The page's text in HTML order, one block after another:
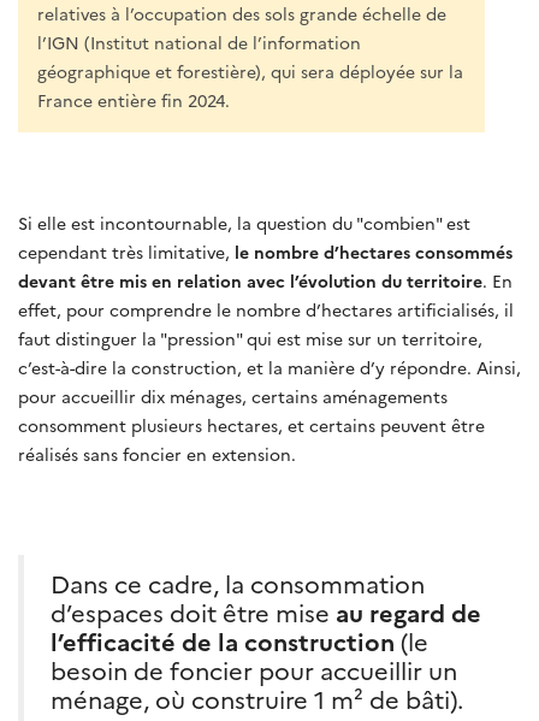
relatives à l’occupation des sols grande échelle de
l’IGN (Institut national de l’information
géographique et forestière), qui sera déployée sur la
France entière fin 2024.
Si elle est incontournable, la question du "combien" est
cependant très limitative, le nombre d’hectares consommés
devant être mis en relation avec l’évolution du territoire. En
effet, pour comprendre le nombre d’hectares artificialisés, il
faut distinguer la "pression" qui est mise sur un territoire,
c’est-à-dire la construction, et la manière d’y répondre. Ainsi,
pour accueillir dix ménages, certains aménagements
consomment plusieurs hectares, et certains peuvent être
réalisés sans foncier en extension.
Dans ce cadre, la consommation
d’espaces doit être mise au regard de
l’efficacité de la construction(le
besoin de foncier pour accueillir un
ménage, où construire 1 m² de bâti).